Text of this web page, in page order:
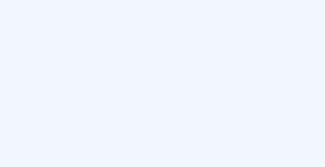
onlarca eğitim seni bekliyor!